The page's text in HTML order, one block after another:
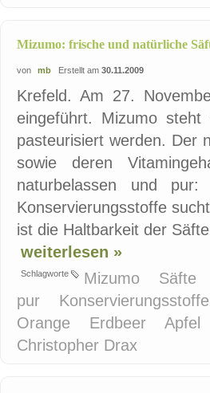
Mizumo: frische und natürliche
von mb Erstellt am 30.11.2009
Krefeld. Am 27.
eingeführt. Mizumo
pasteurisiert werden. Der
sowie deren
naturbelassen und pur:
Konservierungsstoffe
ist die Haltbarkeit der
weiterlesen »
Schlagworte Mizumo Säfte
pur
Konservierungsstoffe
Orange
Erdbeer Apfel
Christopher Drax